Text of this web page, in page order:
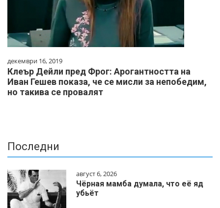
декември 16, 2019
Клеър Дейли пред Фрог: Арогантността на
Иван Гешев показа, че се мисли за непобедим,
но такива се провалят
Последни
август 6, 2026
Чёрная мамба думала, что её яд
убьёт